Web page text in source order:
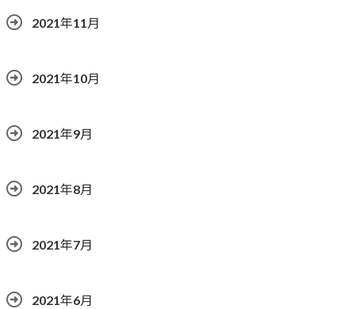
2021年11月
2021年10月
2021年9月
2021年8月
2021年7月
2021年6月